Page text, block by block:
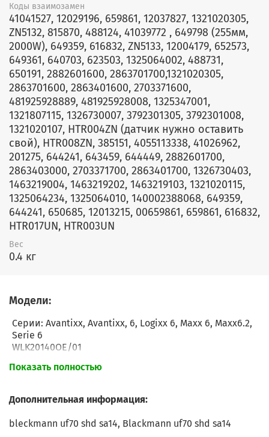
Коды взаимозамен
41041527, 12029196, 659861, 12037827, 1321020305,
ZN5132, 815870, 488124, 41039772 , 649798 (255мм,
2000W), 649359, 616832, ZN5133, 12004179, 652573,
649361, 640703, 623503, 1325064002, 488731,
650191, 2882601600, 2863701700,1321020305,
2863701600, 2863401600, 2703371600,
481925928889, 481925928008, 1325347001,
1321807115, 1326730007, 3792301305, 3792301008,
1321020107, HTR004ZN (датчик нужно оставить
свой), HTR008ZN, 385151, 4055113338, 41026962,
201275, 644241, 643459, 644449, 2882601700,
2863403000, 2703371700, 2863401700, 1326730403,
1463219004, 1463219202, 1463219103, 1321020115,
1325064234, 1325064010, 140002388068, 649359,
644241, 650685, 12013215, 00659861, 659861, 616832,
HTR017UN, HTR003UN
Вес
0.4 кг
Модели:
Серии: Avantixx, Avantixx, 6, Logixx 6, Maxx 6, Maxx6.2,
Serie 6
WLK20140OE/01
WLK20140OE/03
WLK20140OE/05
WLK20140UA/01
WLK20140UA/02
Показать полностью
Дополнительная информация:
bleckmann uf70 shd sa14, Blackmann uf70 shd sa14